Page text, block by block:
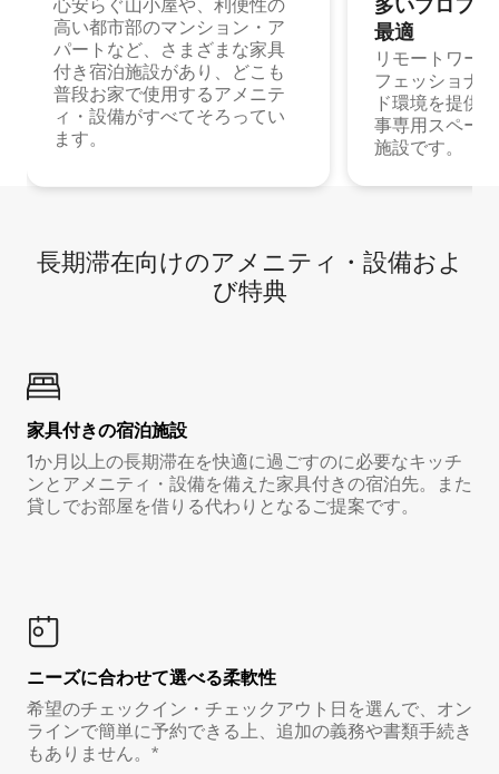
高い都市部のマンション・ア
パートなど、さまざまな家具
付き宿泊施設があり、どこも
普段お家で使用するアメニテ
ィ・設備がすべてそろってい
ます。
最⁠適
リモートワー
フェッショナ
ド環境を提供
事専用スペー
施設です。
長期滞在向け⁠のア⁠メ⁠ニ⁠テ⁠ィ⁠・設⁠備⁠およ
び特⁠典
家具付き⁠の宿⁠泊⁠施⁠設
1か月以上の長期滞在を快適に過ごすのに必要なキッチ
ンとアメニティ・設備を備えた家具付きの宿泊先。また
貸しでお部屋を借りる代わりとなるご提案です。
ニーズに合わせて選べる柔軟性
希望のチェックイン・チェックアウト日を選んで、オン
ラインで簡単に予約できる上、追加の義務や書類手続き
もありません。*